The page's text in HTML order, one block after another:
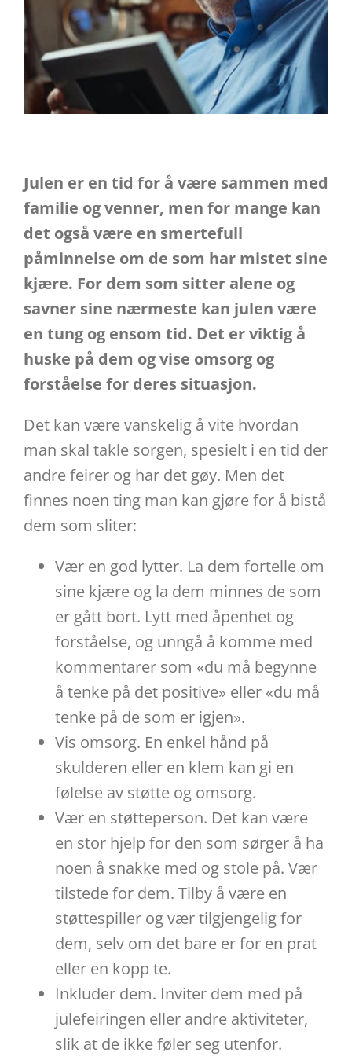
Julen er en tid for å være sammen med
familie og venner, men for mange kan
det også være en smertefull
påminnelse om de som har mistet sine
kjære. For dem som sitter alene og
savner sine nærmeste kan julen være
en tung og ensom tid. Det er viktig å
huske på dem og vise omsorg og
forståelse for deres situasjon.
Det kan være vanskelig å vite hvordan
man skal takle sorgen, spesielt i en tid der
andre feirer og har det gøy. Men det
finnes noen ting man kan gjøre for å bistå
dem som sliter:
Vær en god lytter. La dem fortelle om
sine kjære og la dem minnes de som
er gått bort. Lytt med åpenhet og
forståelse, og unngå å komme med
kommentarer som «du må begynne
å tenke på det positive» eller «du må
tenke på de som er igjen».
Vis omsorg. En enkel hånd på
skulderen eller en klem kan gi en
følelse av støtte og omsorg.
Vær en støtteperson. Det kan være
en stor hjelp for den som sørger å ha
noen å snakke med og stole på. Vær
tilstede for dem. Tilby å være en
støttespiller og vær tilgjengelig for
dem, selv om det bare er for en prat
eller en kopp te.
Inkluder dem. Inviter dem med på
julefeiringen eller andre aktiviteter,
slik at de ikke føler seg utenfor.